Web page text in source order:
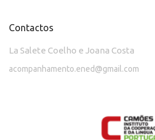
Contactos
La Salete Coelho e Joana Costa
acompanhamento.ened@gmail.com